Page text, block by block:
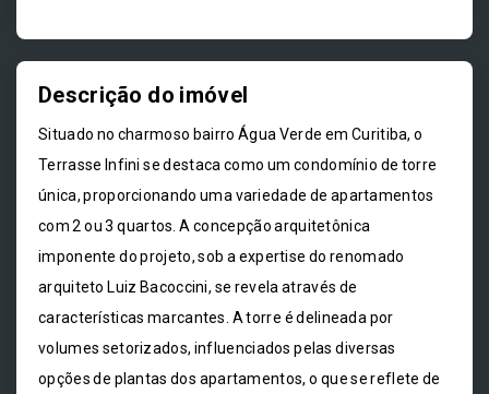
Descrição do imóvel
Situado no charmoso bairro Água Verde em Curitiba, o
Terrasse Infini se destaca como um condomínio de torre
única, proporcionando uma variedade de apartamentos
com 2 ou 3 quartos. A concepção arquitetônica
imponente do projeto, sob a expertise do renomado
arquiteto Luiz Bacoccini, se revela através de
características marcantes. A torre é delineada por
volumes setorizados, influenciados pelas diversas
opções de plantas dos apartamentos, o que se reflete de